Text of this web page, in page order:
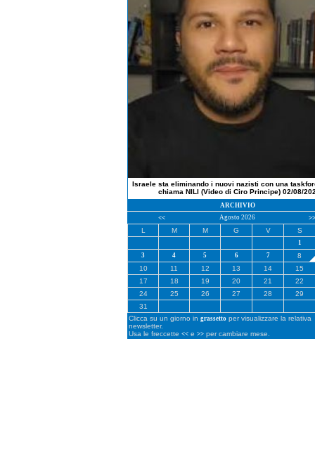
Israele sta eliminando i nuovi nazisti con una
chiama NILI (Video di Ciro Principe) 02/08/
ARCHIVIO
<<
Agosto 2026 >>
L M M G V S
1
3
4 5 6 7
8
10
11 12 13 14
15
17
18 19 20 21
22
24
25 26 27 28
29
31
Clicca su un giorno in grassetto per visualizzare la relativa
newsletter.
Usa le freccette << e >> per cambiare mese.